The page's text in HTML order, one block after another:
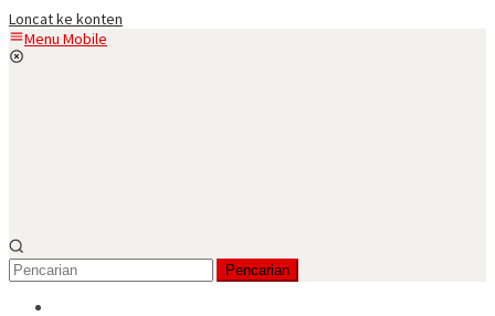
Loncat ke konten
Menu Mobile
Pencarian